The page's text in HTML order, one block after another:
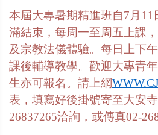
本屆大專暑期精進班自7月11
滿結束，每周一至周五上課
及宗教法儀體驗。每日上下
課後輔導教學。歡迎大專青
生亦可報名。請上網
表，填寫好後掛號寄至大安
26837265洽詢，或傳真02-